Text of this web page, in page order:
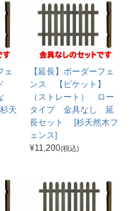
ェ
天
【延長】ボーダーフェ
ンス 【ピケット】
（ストレート） ロー
タイプ 金具なし 延
長セット [杉天然木フ
ェンス]
¥11,200(税込)